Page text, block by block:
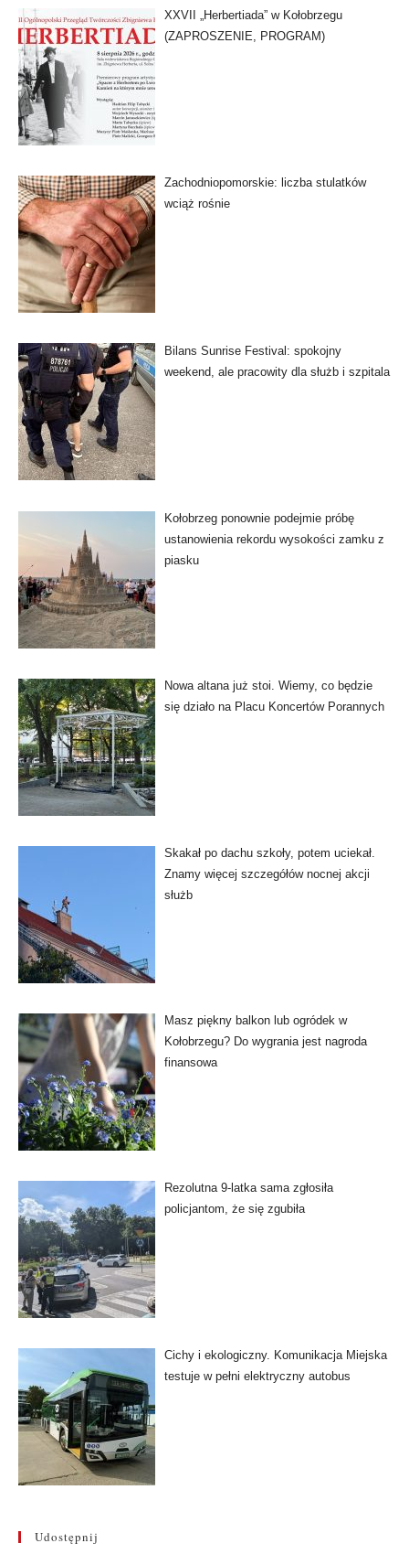
XXVII „Herbertiada” w Kołobrzegu
(ZAPROSZENIE, PROGRAM)
Zachodniopomorskie: liczba stulatków
wciąż rośnie
Bilans Sunrise Festival: spokojny
weekend, ale pracowity dla służb i szpitala
Kołobrzeg ponownie podejmie próbę
ustanowienia rekordu wysokości zamku z
piasku
Nowa altana już stoi. Wiemy, co będzie
się działo na Placu Koncertów Porannych
Skakał po dachu szkoły, potem uciekał.
Znamy więcej szczegółów nocnej akcji
służb
Masz piękny balkon lub ogródek w
Kołobrzegu? Do wygrania jest nagroda
finansowa
Rezolutna 9-latka sama zgłosiła
policjantom, że się zgubiła
Cichy i ekologiczny. Komunikacja Miejska
testuje w pełni elektryczny autobus
Udostępnij